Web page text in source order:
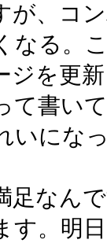
が、コ
なる。
ジを更
て書い
いにな
足なん
す。明